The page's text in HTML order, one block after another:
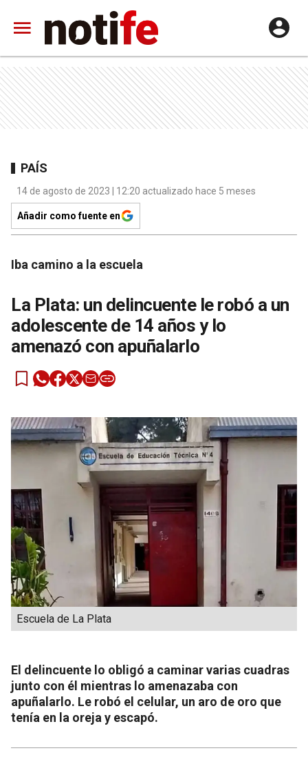
PAÍS
14 de agosto de 2023 | 12:20 actualizado hace 5 meses
Añadir como fuente en
Iba camino a la escuela
La Plata: un delincuente le robó a un
adolescente de 14 años y lo
amenazó con apuñalarlo
Escuela de La Plata
El delincuente lo obligó a caminar varias cuadras
junto con él mientras lo amenazaba con
apuñalarlo. Le robó el celular, un aro de oro que
tenía en la oreja y escapó.